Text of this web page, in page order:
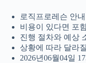
로직프로레슨 안
비용이 있다면 포
진행 절차와 예상
상황에 따라 달라
2026년06월04일